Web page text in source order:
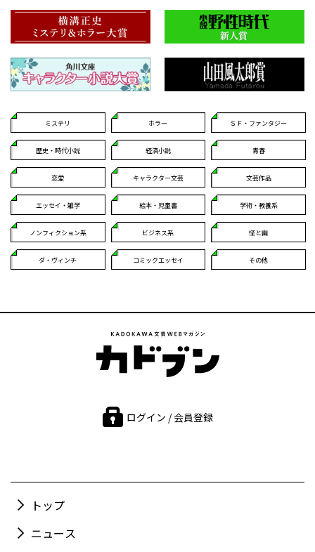
ミステリ ホラー ＳＦ・ファンタジー
歴史・時代小説 経済小説 青春
恋愛 キャラクター文芸 文芸作品
エッセイ・雑学 絵本・児童書 学術・教養系
ノンフィクション系 ビジネス系 怪と幽
ダ・ヴィンチ コミックエッセイ その他
ログイン / 会員登録
トップ
ニュース